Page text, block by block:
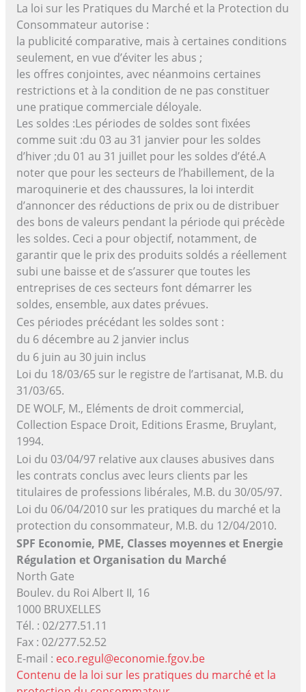
La loi sur les Pratiques du Marché et la Protection du
Consommateur autorise :
la publicité comparative, mais à certaines conditions
seulement, en vue d’éviter les abus ;
les offres conjointes, avec néanmoins certaines
restrictions et à la condition de ne pas constituer
une pratique commerciale déloyale.
Les soldes :Les périodes de soldes sont fixées
comme suit :du 03 au 31 janvier pour les soldes
d’hiver ;du 01 au 31 juillet pour les soldes d’été.A
noter que pour les secteurs de l’habillement, de la
maroquinerie et des chaussures, la loi interdit
d’annoncer des réductions de prix ou de distribuer
des bons de valeurs pendant la période qui précède
les soldes. Ceci a pour objectif, notamment, de
garantir que le prix des produits soldés a réellement
subi une baisse et de s’assurer que toutes les
entreprises de ces secteurs font démarrer les
soldes, ensemble, aux dates prévues.
Ces périodes précédant les soldes sont :
du 6 décembre au 2 janvier inclus
du 6 juin au 30 juin inclus
Loi du 18/03/65 sur le registre de l’artisanat, M.B. du
31/03/65.
DE WOLF, M., Eléments de droit commercial,
Collection Espace Droit, Editions Erasme, Bruylant,
1994.
Loi du 03/04/97 relative aux clauses abusives dans
les contrats conclus avec leurs clients par les
titulaires de professions libérales, M.B. du 30/05/97.
Loi du 06/04/2010 sur les pratiques du marché et la
protection du consommateur, M.B. du 12/04/2010.
SPF Economie, PME, Classes moyennes et Energie
Régulation et Organisation du Marché
North Gate
Boulev. du Roi Albert II, 16
1000 BRUXELLES
Tél. : 02/277.51.11
Fax : 02/277.52.52
E-mail : eco.regul@economie.fgov.be
Contenu de la loi sur les pratiques du marché et la